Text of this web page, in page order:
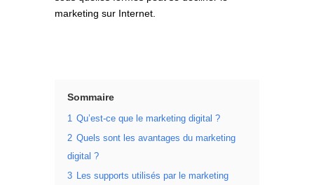
marketing sur Internet.
Sommaire
1 Qu’est-ce que le marketing digital ?
2 Quels sont les avantages du marketing
digital ?
3 Les supports utilisés par le marketing